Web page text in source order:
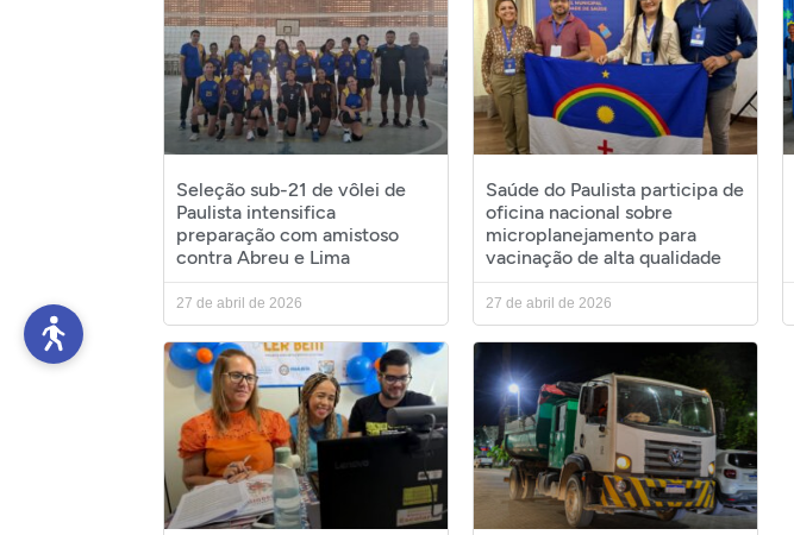
Seleção sub-21 de vôlei de
Paulista intensifica
preparação com amistoso
contra Abreu e Lima
27 de abril de 2026
Saúde do Paulista participa de
oficina nacional sobre
microplanejamento para
vacinação de alta qualidade
27 de abril de 2026